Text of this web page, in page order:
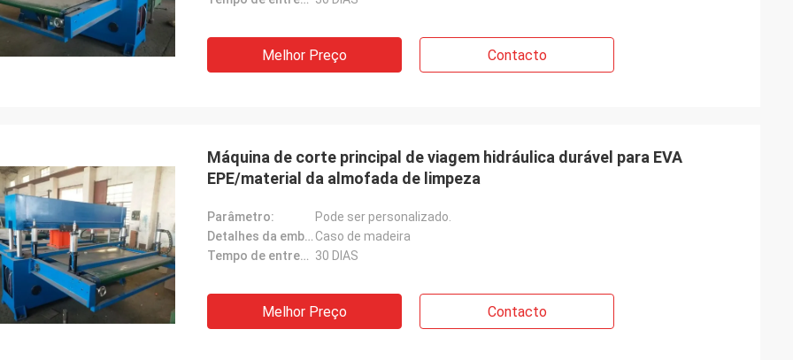
Melhor Preço Contacto
Máquina de corte principal de viagem hidráulica durável para EVA
EPE/material da almofada de limpeza
Parâmetro:
Pode ser personalizado.
Detalhes da embalagem: Caso de madeira
Tempo de entrega: 30 DIAS
Melhor Preço Contacto